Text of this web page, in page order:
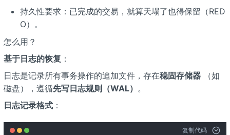
持久性要求：已完成的交易，就算天塌了也得保留（RED
O）。
怎么用？
基于日志的恢复 ：
日志是记录所有事务操作的追加文件，存在稳固存储器（如
磁盘），遵循先写日志规则（WAL） 。
日志记录格式：
复制代码